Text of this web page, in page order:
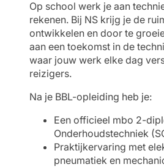
Op school werk je aan
rekenen. Bij NS krijg je de
ontwikkelen en door te
aan een toekomst in de
waar jouw werk elke dag
reizigers.
Na je BBL-opleiding heb je:
Een officieel mbo 2-
Onderhoudstechniek
Praktijkervaring met
pneumatiek en